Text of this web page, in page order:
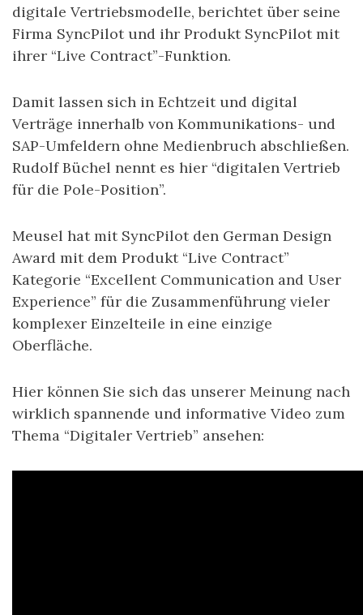
digitale Vertriebsmodelle, berichtet über seine
Firma SyncPilot und ihr Produkt SyncPilot mit
ihrer “Live Contract”-Funktion.
Damit lassen sich in Echtzeit und digital
Verträge innerhalb von Kommunikations- und
SAP-Umfeldern ohne Medienbruch abschließen.
Rudolf Büchel nennt es hier “digitalen Vertrieb
für die Pole-Position”.
Meusel hat mit SyncPilot den German Design
Award mit dem Produkt “Live Contract”
Kategorie “Excellent Communication and User
Experience” für die Zusammenführung vieler
komplexer Einzelteile in eine einzige
Oberfläche.
Hier können Sie sich das unserer Meinung nach
wirklich spannende und informative Video zum
Thema “Digitaler Vertrieb” ansehen: